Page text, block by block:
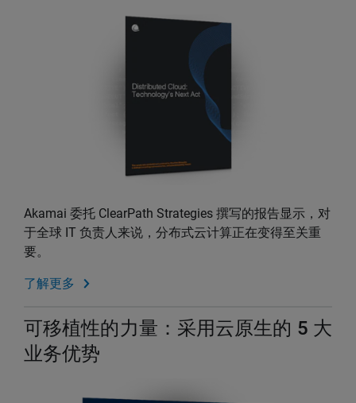
Akamai 委托 ClearPath Strategies 撰写的报告显示，对
于全球 IT 负责人来说，分布式云计算正在变得至关重
要。
了解更多
可移植性的力量：采用云原生的 5 大
业务优势